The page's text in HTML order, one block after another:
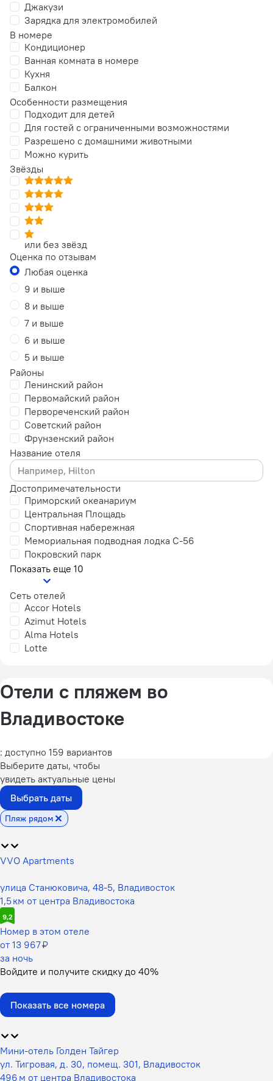
Джакузи
Зарядка для электромобилей
В номере
Кондиционер
Ванная комната в номере
Кухня
Балкон
Особенности размещения
Подходит для детей
Для гостей с ограниченными возможностями
Разрешено с домашними животными
Можно курить
Звёзды
или без звёзд
Оценка по отзывам
Любая оценка
9 и выше
8 и выше
7 и выше
6 и выше
5 и выше
Районы
Ленинский район
Первомайский район
Первореченский район
Советский район
Фрунзенский район
Название отеля
Достопримечательности
Приморский океанариум
Центральная Площадь
Спортивная набережная
Мемориальная подводная лодка С-56
Покровский парк
Показать еще 10
Сеть отелей
Accor Hotels
Azimut Hotels
Alma Hotels
Lotte
Отели с пляжем во
Владивостоке
: доступно 159 вариантов
Выберите даты, чтобы
увидеть актуальные цены
Выбрать даты
Пляж рядом
VVO Apartments
улица Станюковича, 48-5, Владивосток
1,5 км от центра Владивостока
9,2
Номер в этом отеле
от 13 967 ₽
за ночь
Войдите и получите скидку до 40%
Показать все номера
Мини-отель Голден Тайгер
ул. Тигровая, д. 30, помещ. 301, Владивосток
496 м от центра Владивостока